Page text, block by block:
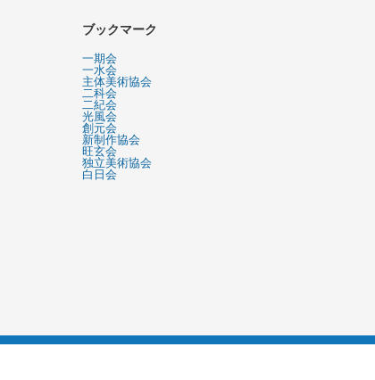
ブックマーク
一期会
一水会
主体美術協会
二科会
二紀会
光風会
創元会
新制作協会
旺玄会
独立美術協会
白日会